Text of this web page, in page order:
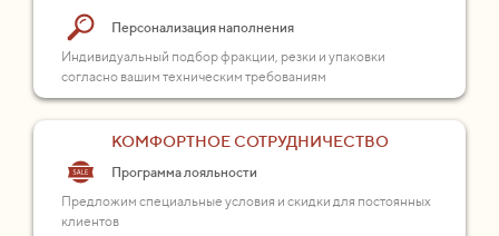
Персонализация наполнения
Индивидуальный подбор фракции, резки и упаковки
согласно вашим техническим требованиям
КОМФОРТНОЕ СОТРУДНИЧЕСТВО
Программа лояльности
Предложим специальные условия и скидки для постоянных
клиентов